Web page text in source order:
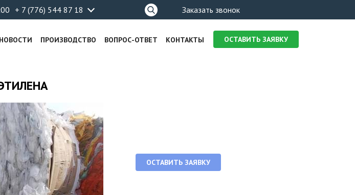
+ 7 (776) 544 87 18
Форма
поиска
Заказать звонок
НОВОСТИ ПРОИЗВОДСТВО ВОПРОС-ОТВЕТ КОНТАКТЫ ОСТАВИТЬ ЗАЯВКУ
ОСТАВИТЬ ЗАЯВКУ